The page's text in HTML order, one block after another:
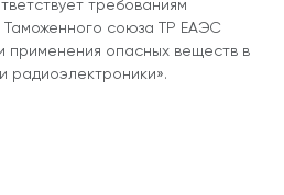
требованиям
Таможенного союза ТР ЕАЭС
применения опасных веществ в
радиоэлектроники».